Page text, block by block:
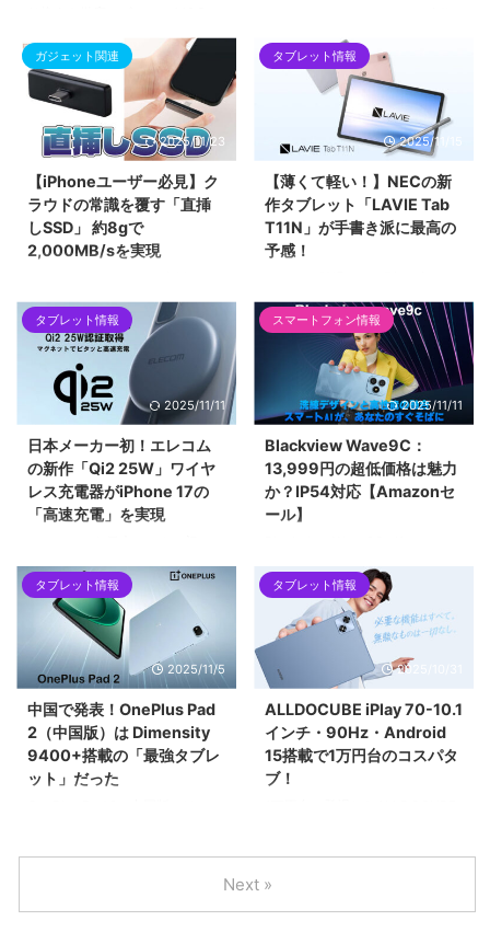
チップと8倍ズームカメラの体感
を解説。楽天モバイルへのeSIM
移行手順、LINEや天下一品アプ
リなど「初期化前に確認すべき最
重要注意点」と、収益化を目指す
筆者が厳選した神アクセサリーも
応LDACコーデックやANC、快適
な装着感など、Air5 Proからの進
化点を詳しく紹介します。
ガジェット関連
2025/11/23
【iPhoneユーザー必見】ク
ラウドの常識を覆す「直挿
しSSD」 約8gで
2,000MB/sを実現
能な超小型SSDが登場。約8gの
軽量設計で最大2,000MB/sを実
現し、ProRes動画撮影時の外部
保存に最適です。クラウドストレ
ージの弱点と比較し、My Cloud
Homeなど他の物理ストレージも
タブレット情報
2025/11/15
【薄くて軽い！】NECの新
作タブレット「LAVIE Tab
T11N」が手書き派に最高の
予感！
「LAVIE Tab T11N」を徹底紹
介。約4.9万円で手書き文字を自
動テキスト化する「Nebo」アプ
リが永年無料。約485gの薄型軽
量ボディで、出張や学習の相棒に
最適です。
タブレット情報
2025/11/11
日本メーカー初！エレコム
の新作「Qi2 25W」ワイヤ
レス充電器がiPhone 17の
「高速充電」を実現
Qi2 25W認証充電器が登場。
iPhone 17シリーズの「30分で
50%」という公式ワイヤレス高速
充電に対応。信頼の国産品質と安
全性、そして発売記念キャンペー
ンを紹介します。
スマートフォン情報
2025/11/11
Blackview Wave9C：
13,999円の超低価格は魅力
か？IP54対応【Amazonセ
ール】
ールで13,999円。IP54防塵防水
対応のエントリーモデルは、お子
様のスマホやラフな環境でのサブ
機に最適か？Unisoc T603搭載機
の実用性を検証します。
タブレット情報
2025/11/5
中国で発表！OnePlus Pad
2（中国版）は Dimensity
9400+搭載の「最強タブレ
ット」だった
の違いを徹底比較します。
タブレット情報
2025/10/31
ALLDOCUBE iPlay 70-10.1
インチ・90Hz・Android
15搭載で1万円台のコスパタ
ブ！
作。iPlay 60との違いも徹底比
較。
Next »